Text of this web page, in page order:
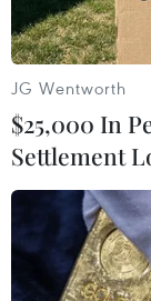
Theo dõi
TIN LIÊN
JG Wentworth
$25,000 In
Settlement